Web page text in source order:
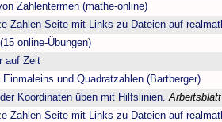
Zahlentermen (mathe-online)
Zahlen Seite mit Links zu Dateien auf
online-Übungen)
auf Zeit
Einmaleins und Quadratzahlen (Bartberger)
Koordinaten üben mit Hilfslinien.
Zahlen Seite mit Links zu Dateien auf